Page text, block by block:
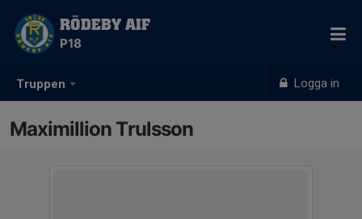
Truppen Logga in
RÖDEBY AIF
P18
Maximillion Trulsson